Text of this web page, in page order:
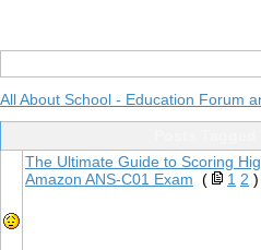
All About School - Education Forum
The Ultimate Guide to Scoring
Amazon ANS-C01 Exam ( 1 2 )